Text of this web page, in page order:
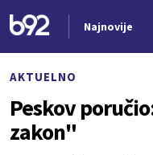
Najnovije
AKTUELNO
Peskov
zakon"